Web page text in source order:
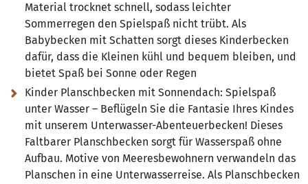
Material trocknet schnell, sodass leichter
Sommerregen den Spielspaß nicht trübt. Als
Babybecken mit Schatten sorgt dieses Kinderbecken
dafür, dass die Kleinen kühl und bequem bleiben, und
bietet Spaß bei Sonne oder Regen
Kinder Planschbecken mit Sonnendach: Spielspaß
unter Wasser – Beflügeln Sie die Fantasie Ihres Kindes
mit unserem Unterwasser-Abenteuerbecken! Dieses
Faltbarer Planschbecken sorgt für Wasserspaß ohne
Aufbau. Motive von Meeresbewohnern verwandeln das
Planschen in eine Unterwasserreise. Als Planschbecken